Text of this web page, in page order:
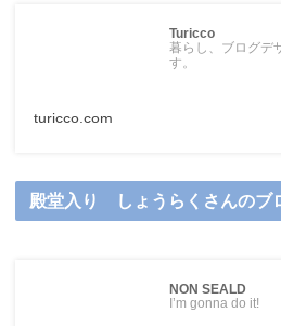
Turicco
暮らし、ブログデ
す。
turicco.com
殿堂入り しょうらくさんのブ
NON SEALD
I’m gonna do it!